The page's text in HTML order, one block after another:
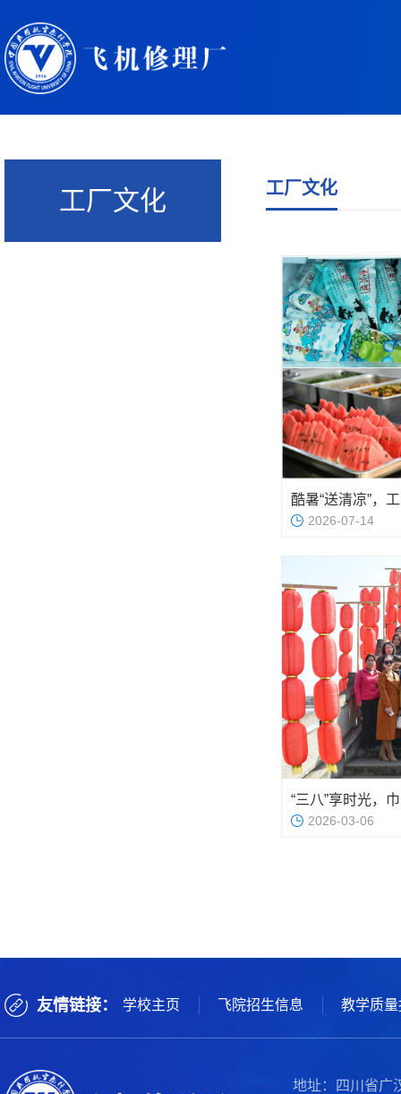
工厂文化 工厂文化
酷暑“送清凉”，
2026-07-14
“三八”享时光，
2026-03-06
友情链接： 学校主页 飞院招生信息 教学质
地址：四川省广